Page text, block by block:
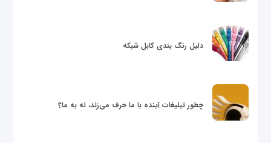
دلیل رنگ بندی کابل شبکه
چطور تبلیغات آینده با ما حرف می‌زند، نه به ما؟